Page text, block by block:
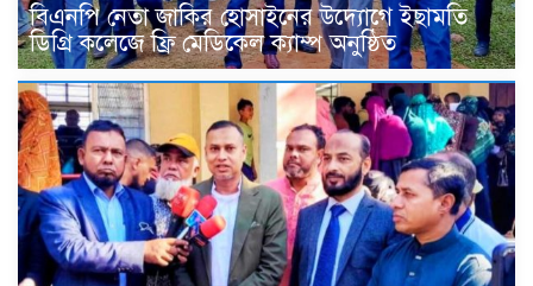
বিএনপি নেতা জাকির হোসাইনের উদ্যোগে ইছামতি
ডিগ্রি কলেজে ফ্রি মেডিকেল ক্যাম্প অনুষ্ঠিত